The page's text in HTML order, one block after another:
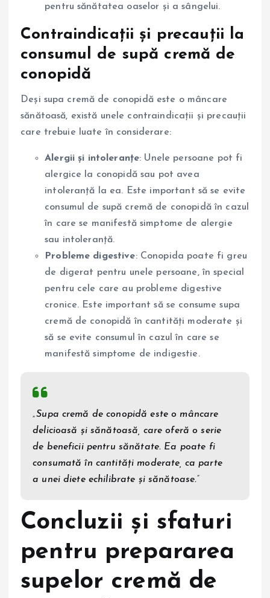
pentru sănătatea oaselor și a sângelui.
Contraindicații și precauții la
consumul de supă cremă de
conopidă
Deși supa cremă de conopidă este o mâncare
sănătoasă, există unele contraindicații și precauții
care trebuie luate în considerare:
Alergii și intoleranțe: Unele persoane pot fi
alergice la conopidă sau pot avea
intoleranță la ea. Este important să se evite
consumul de supă cremă de conopidă în cazul
în care se manifestă simptome de alergie
sau intoleranță.
Probleme digestive: Conopida poate fi greu
de digerat pentru unele persoane, în special
pentru cele care au probleme digestive
cronice. Este important să se consume supa
cremă de conopidă în cantități moderate și
să se evite consumul în cazul în care se
manifestă simptome de indigestie.
„Supa cremă de conopidă este o mâncare
delicioasă și sănătoasă, care oferă o serie
de beneficii pentru sănătate. Ea poate fi
consumată în cantități moderate, ca parte
a unei diete echilibrate și sănătoase.”
Concluzii și sfaturi
pentru prepararea
supelor cremă de